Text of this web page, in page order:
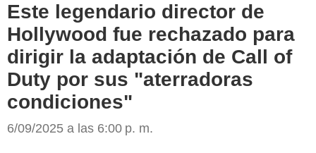
Este legendario director de
Hollywood fue rechazado para
dirigir la adaptación de Call of
Duty por sus "aterradoras
condiciones"
6/09/2025 a las 6:00 p. m.